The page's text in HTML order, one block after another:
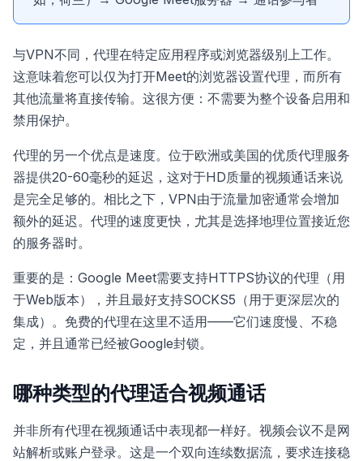
与VPN不同，代理在特定应用程序或浏览器级别上工作。
这意味着您可以仅为打开Meet的浏览器设置代理，而所有
其他流量将直接传输。这很方便：不需要为整个设备启用和
禁用保护。
代理的另一个优点是速度。位于欧洲或美国的优质代理服务
器提供20-60毫秒的延迟，这对于HD质量的视频通话来说
是完全足够的。相比之下，VPN由于流量加密通常会增加
额外的延迟。代理的速度更快，尤其是选择地理位置接近您
的服务器时。
重要的是：Google Meet需要支持HTTPS协议的代理（用
于Web版本），并且最好支持SOCKS5（用于更深层次的
集成）。免费的代理在这里不适用——它们速度慢、不稳
定，并且通常已经被Google封锁。
哪种类型的代理适合视频通话
并非所有代理在视频通话中表现都一样好。视频会议不是网
站解析或账户登录。这是一个双向连续数据流，要求连接稳